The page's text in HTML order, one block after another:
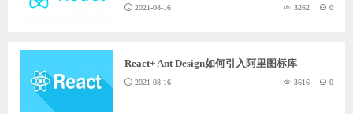
2021-08-16 3262 0
React+ Ant Design如何引入阿里图标库
2021-08-16 3616 0